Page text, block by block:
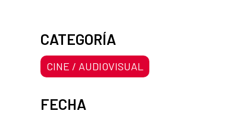
CATEGORÍA
CINE / AUDIOVISUAL
FECHA